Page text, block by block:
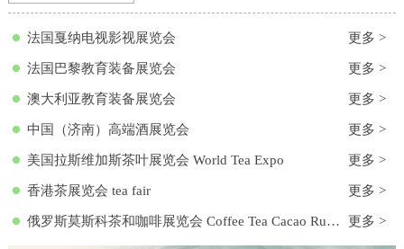
期
法国戛纳电视影视展览会 更多 >
法国巴黎教育装备展览会 更多 >
澳大利亚教育装备展览会 更多 >
中国（济南）高端酒展览会 更多 >
美国拉斯维加斯茶叶展览会 World Tea Expo 更多 >
香港茶展览会 tea fair 更多 >
俄罗斯莫斯科茶和咖啡展览会 Coffee Tea Cacao Russian Expo 更多 >